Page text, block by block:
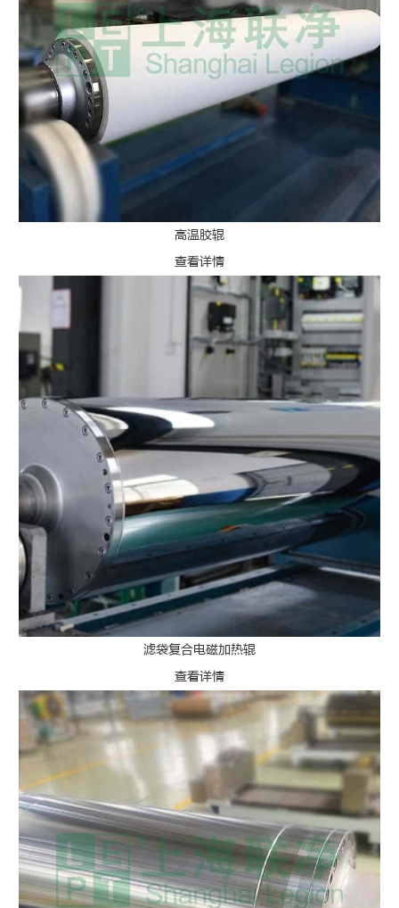
高温胶辊
查看详情
滤袋复合电磁加热辊
查看详情